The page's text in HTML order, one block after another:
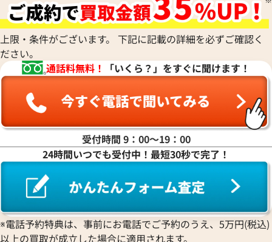
上限・条件がございます。 下記に記載の詳細を必ずご確認く
ださい。
通話料無料！
「いくら？」をすぐに聞けます！
受付時間 9：00〜19：00
24時間いつでも受付中！最短30秒で完了！
※電話予約特典は、事前にお電話でご予約のうえ、5万円(税込)
以上の買取が成立した場合に適用されます。